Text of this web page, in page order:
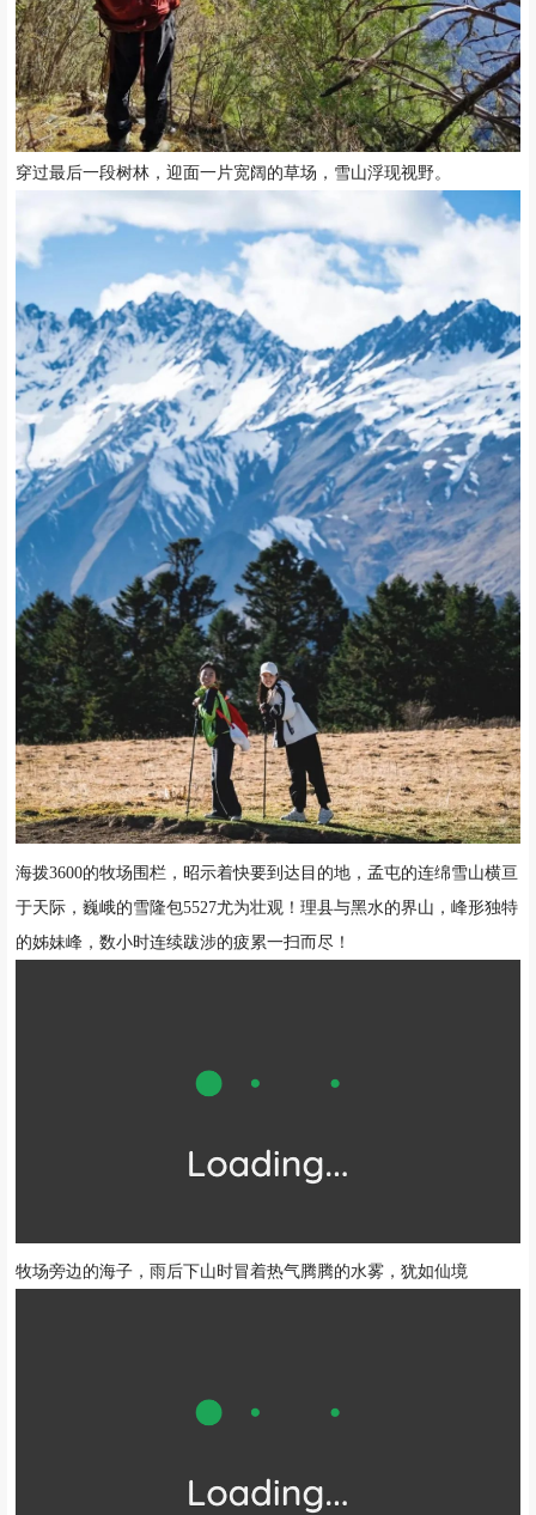
穿过最后一段树林，迎面一片宽阔的草场，雪山浮现视野。
于天际，巍峨的雪隆包5527尤为壮观！理县与黑水的界山，峰形独特